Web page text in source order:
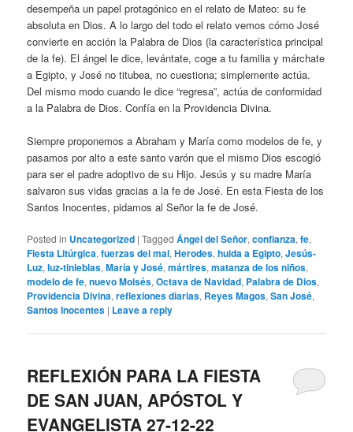
desempeña un papel protagónico en el relato de Mateo: su fe
absoluta en Dios. A lo largo del todo el relato vemos cómo José
convierte en acción la Palabra de Dios (la característica principal
de la fe). El ángel le dice, levántate, coge a tu familia y márchate
a Egipto, y José no titubea, no cuestiona; simplemente actúa.
Del mismo modo cuando le dice “regresa”, actúa de conformidad
a la Palabra de Dios. Confía en la Providencia Divina.
Siempre proponemos a Abraham y María como modelos de fe, y
pasamos por alto a este santo varón que el mismo Dios escogió
para ser el padre adoptivo de su Hijo. Jesús y su madre María
salvaron sus vidas gracias a la fe de José. En esta Fiesta de los
Santos Inocentes, pidamos al Señor la fe de José.
Posted in Uncategorized |Tagged Ángel del Señor,confianza,fe,
Fiesta Litúrgica,fuerzas del mal,Herodes,huida a Egipto,Jesús-
Luz,luz-tinieblas,María y José,mártires,matanza de los niños,
modelo de fe,nuevo Moisés,Octava de Navidad, Palabra de Dios,
Providencia Divina,reflexiones diarias, Reyes Magos,San José,
Santos Inocentes | Leave a reply
REFLEXIÓN PARA LA FIESTA
DE SAN JUAN, APÓSTOL Y
EVANGELISTA 27-12-22